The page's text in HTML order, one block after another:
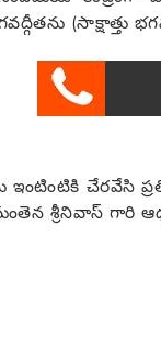
(సాక్షాత్తు
ఇంటింటికి
శ్రీనివాస్ గారి